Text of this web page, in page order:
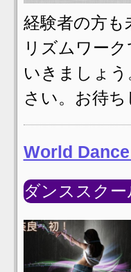
経験者の方
リズムワー
いきましょ
さい。お待
World
ダンススクー